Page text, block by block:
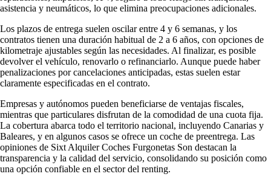
asistencia y neumáticos, lo que elimina preocupaciones adicionales.
Los plazos de entrega suelen oscilar entre 4 y 6 semanas, y los
contratos tienen una duración habitual de 2 a 6 años, con opciones de
kilometraje ajustables según las necesidades. Al finalizar, es posible
devolver el vehículo, renovarlo o refinanciarlo. Aunque puede haber
penalizaciones por cancelaciones anticipadas, estas suelen estar
claramente especificadas en el contrato.
Empresas y autónomos pueden beneficiarse de ventajas fiscales,
mientras que particulares disfrutan de la comodidad de una cuota fija.
La cobertura abarca todo el territorio nacional, incluyendo Canarias y
Baleares, y en algunos casos se ofrece un coche de preentrega. Las
opiniones de Sixt Alquiler Coches Furgonetas Son destacan la
transparencia y la calidad del servicio, consolidando su posición como
una opción confiable en el sector del renting.